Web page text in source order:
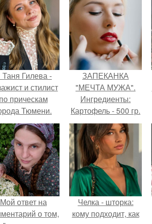
Гилева -
и стилист
по прическам
Тюмени.
ЗАПЕКАНКА
"МЕЧТА МУЖА".
Ингредиенты:
Картофель - 500 гр.
Лук репчатый - 100
гр Шампиньоны -
500 гр Куриное
филе - 400 гр.
Мой ответ на
о том,
Челка - шторка:
кому подходит, как